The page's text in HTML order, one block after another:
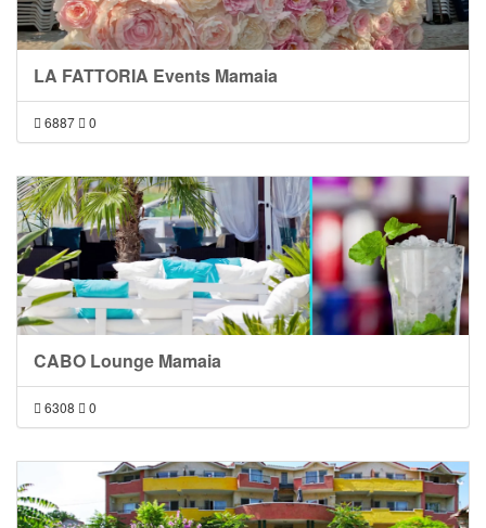
LA FATTORIA Events Mamaia
6887 0
CABO Lounge Mamaia
6308 0